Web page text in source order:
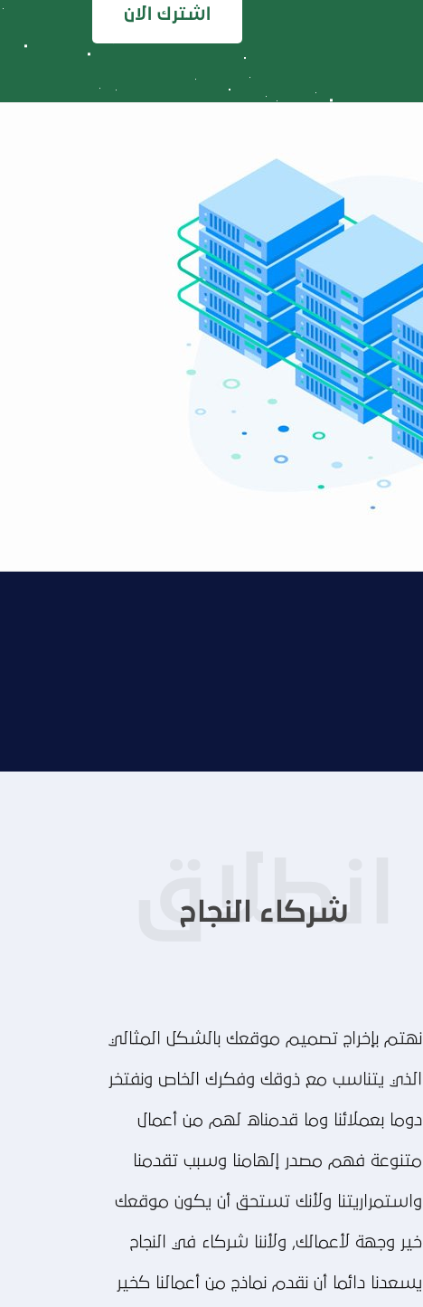
اشترك الان
شركاء النجاح
نهتم بإخراج تصميم موقعك بالشكل المثالي
الذي يتناسب مع ذوقك وفكرك الخاص ونفتخر
دوما بعملائنا وما قدمناه لهم من أعمال
متنوعة فهم مصدر إلهامنا وسبب تقدمنا
واستمراريتنا ولأنك تستحق أن يكون موقعك
خير وجهة لأعمالك, ولأننا شركاء في النجاح
يسعدنا دائما أن نقدم نماذج من أعمالنا كخير